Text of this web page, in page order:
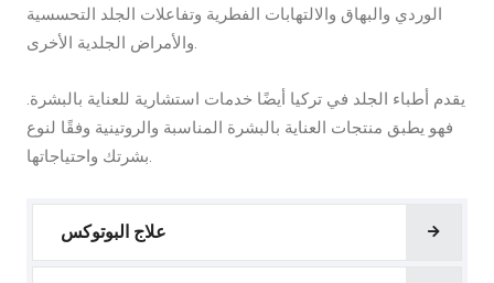
الوردي والبهاق والالتهابات الفطرية وتفاعلات الجلد التحسسية
والأمراض الجلدية الأخرى.
يقدم أطباء الجلد في تركيا أيضًا خدمات استشارية للعناية بالبشرة.
فهو يطبق منتجات العناية بالبشرة المناسبة والروتينية وفقًا لنوع
بشرتك واحتياجاتها.
علاج البوتوكس